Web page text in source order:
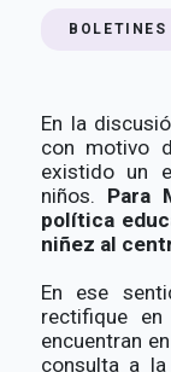
BOLETINES
En la
con motivo
existido un
niños. Para
política
niñez al
En ese
rectifique
encuentran
consulta a